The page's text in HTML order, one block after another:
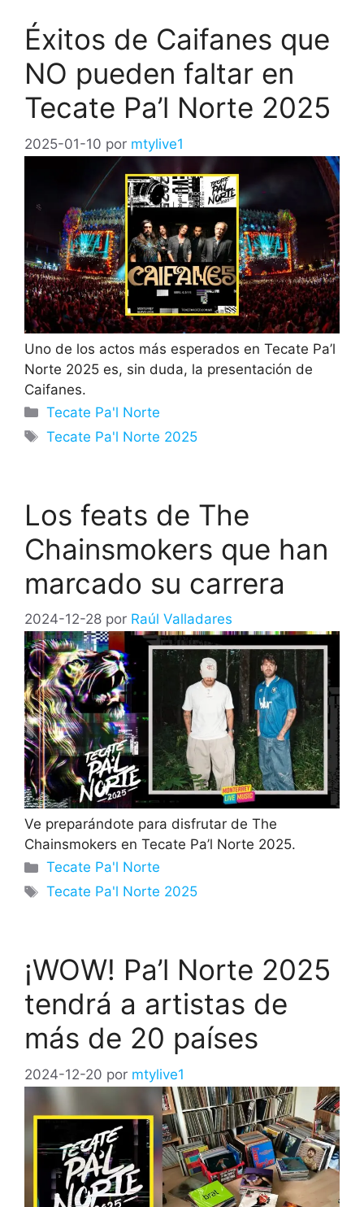
Éxitos de Caifanes que
NO pueden faltar en
Tecate Pa’l Norte 2025
2025-01-10 por mtylive1
Uno de los actos más esperados en Tecate Pa’l
Norte 2025 es, sin duda, la presentación de
Caifanes.
Categorías
Tecate Pa'l Norte
Etiquetas
Tecate Pa'l Norte 2025
Los feats de The
Chainsmokers que han
marcado su carrera
2024-12-28 por Raúl Valladares
Ve preparándote para disfrutar de The
Chainsmokers en Tecate Pa’l Norte 2025.
Categorías
Tecate Pa'l Norte
Etiquetas
Tecate Pa'l Norte 2025
¡WOW! Pa’l Norte 2025
tendrá a artistas de
más de 20 países
2024-12-20 por mtylive1